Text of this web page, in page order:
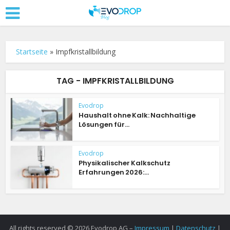
Startseite » Impfkristallbildung
TAG - IMPFKRISTALLBILDUNG
Evodrop
Haushalt ohne Kalk: Nachhaltige
Lösungen für...
Evodrop
Physikalischer Kalkschutz
Erfahrungen 2026:...
All rights reserved © 2026 Evodrop AG – Impressum | Datenschutz |